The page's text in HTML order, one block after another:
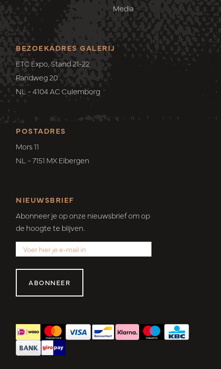
Media
POSTADRES
Mors 11
NL - 7151 MX Eibergen
BEZOEKADRES GALERIJ
ETC Expo, Stand 21-22
Randweg 20
NL - 4104 AC Culemborg
NIEUWSBRIEF
Abonneer je op onze nieuwsbrief om op
de hoogte te blijven.
ABONNEER